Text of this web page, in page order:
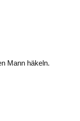
Mann häkeln.